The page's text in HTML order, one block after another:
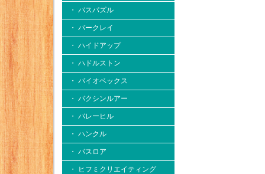
・ バスパズル
・ バークレイ
・ ハイドアップ
・ ハドルストン
・ バイオベックス
・ バクシンルアー
・ バレーヒル
・ ハンクル
・ バスロア
・ ヒフミクリエイティング